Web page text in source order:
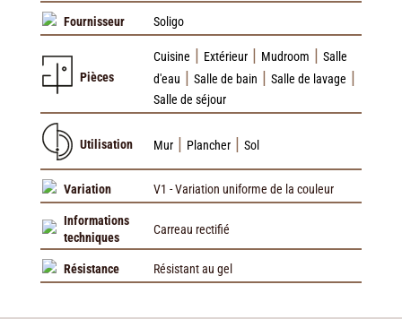
Fournisseur Soligo
Pièces
Cuisine | Extérieur| Mudroom | Salle
d'eau | Salle de bain | Salle de lavage |
Salle de séjour
Utilisation Mur| Plancher| Sol
Variation V1 - Variation uniforme de la couleur
Informations
techniques
Carreau rectifié
Résistance Résistant au gel